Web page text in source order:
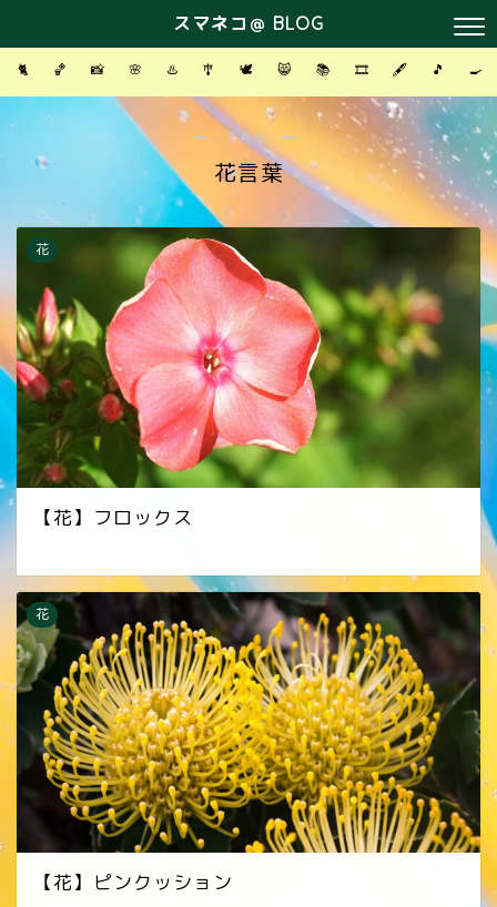
スマネコ＠ BLOG
🐈 🏀 📸 🌸 ♨️ 🎐 🕊 😸 📚 🎞 🖋 🎵 🍳
― TAG ―
花言葉
花
【花】フロックス
花
【花】ピンクッション